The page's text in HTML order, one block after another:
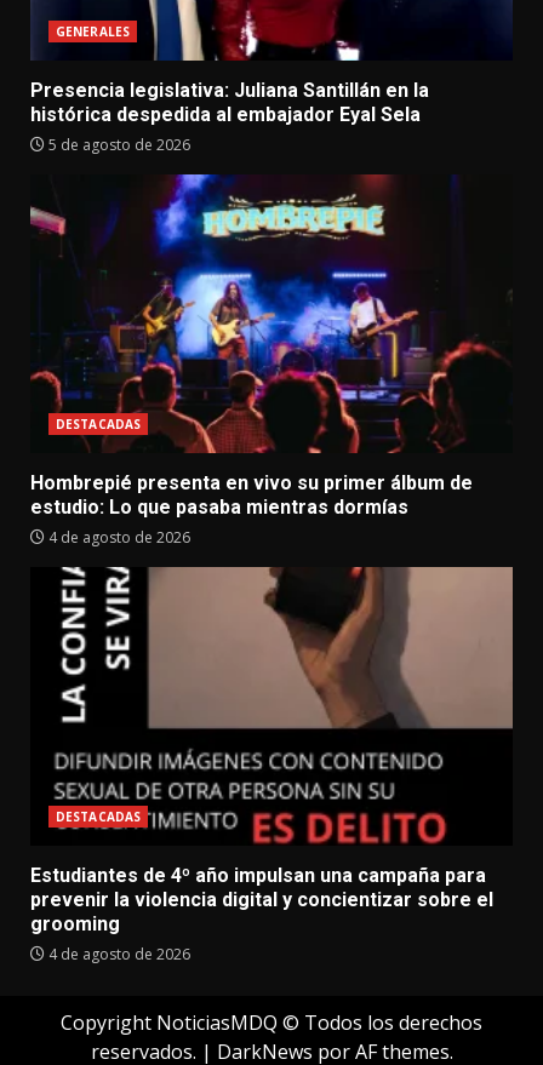
GENERALES
Presencia legislativa: Juliana Santillán en la
histórica despedida al embajador Eyal Sela
5 de agosto de 2026
DESTACADAS
Hombrepié presenta en vivo su primer álbum de
estudio: Lo que pasaba mientras dormías
4 de agosto de 2026
DESTACADAS
Estudiantes de 4º año impulsan una campaña para
prevenir la violencia digital y concientizar sobre el
grooming
4 de agosto de 2026
Copyright NoticiasMDQ © Todos los derechos
reservados. | DarkNews por AF themes.